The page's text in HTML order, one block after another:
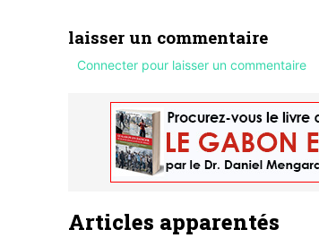
laisser un commentaire
Connecter pour laisser un commentaire
Articles apparentés